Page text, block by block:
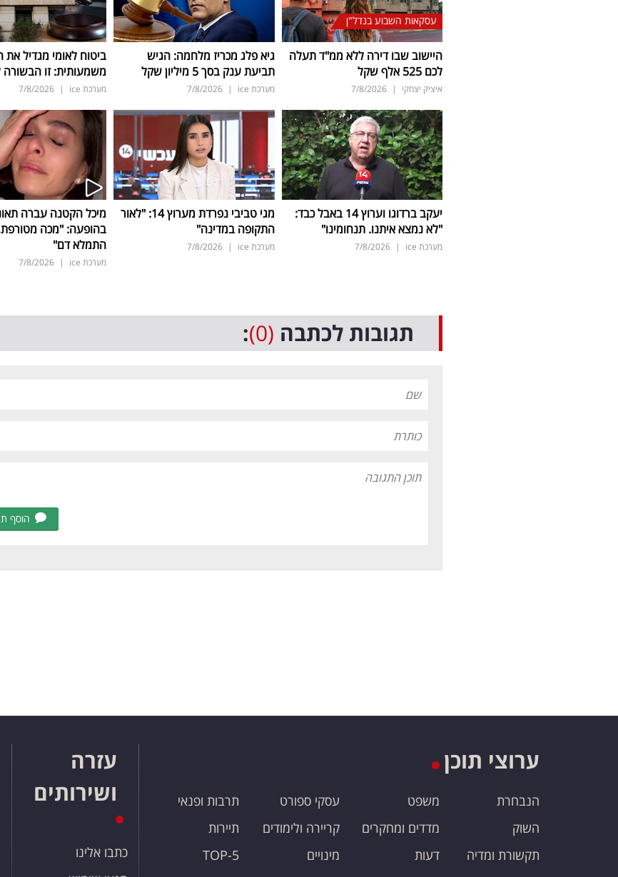
עסקאות השבוע בנדל"ן
היישוב שבו דירה ללא ממ"ד תעלה
לכם 525 אלף שקל
איציק יצחקי |
7/8/2026
גיא פלג מכריז מלחמה: הגיש
תביעת ענק בסך 5 מיליון שקל
מערכת ice |
7/8/2026
ביטוח לאומי מגדיל
משמעותית: זו הבשורה
מערכת ice |
7/8/2026
יעקב ברדוגו וערוץ 14 באבל כבד:
"לא נמצא איתנו. תנחומינו"
מערכת ice |
7/8/2026
מגי טביבי נפרדת מערוץ 14: "לאור
התקופה במדינה"
מערכת ice |
7/8/2026
מיכל הקטנה עברה
בהופעה: "מכה
התמלא דם"
מערכת ice |
7/8/2026
תגובות לכתבה (0)
:
הוסף
ערוצי תוכן
הנבחרת
השוק
תקשורת ומדיה
משפט
מדדים ומחקרים
דעות
עסקי ספורט
קריירה ולימודים
מינויים
תרבות ופנאי
תיירות
TOP-5
עזרה
ושירותים
כתבו אלינו